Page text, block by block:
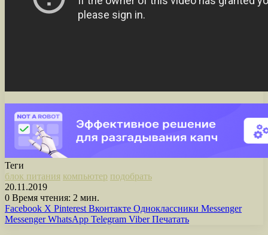
Теги
блок питания компьютер подобрать
20.11.2019
0 Время чтения: 2 мин.
Facebook X Pinterest Вконтакте Одноклассники Messenger
Messenger WhatsApp Telegram Viber Печатать